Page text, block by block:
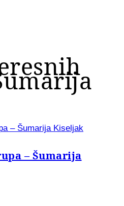
– Šumarija Kiseljak
– Šumarija